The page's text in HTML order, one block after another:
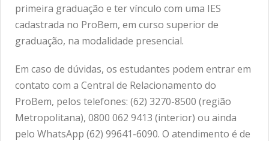
primeira graduação e ter vínculo com uma IES
cadastrada no ProBem, em curso superior de
graduação, na modalidade presencial.
Em caso de dúvidas, os estudantes podem entrar em
contato com a Central de Relacionamento do
ProBem, pelos telefones: (62) 3270-8500 (região
Metropolitana), 0800 062 9413 (interior) ou ainda
pelo WhatsApp (62) 99641-6090. O atendimento é de